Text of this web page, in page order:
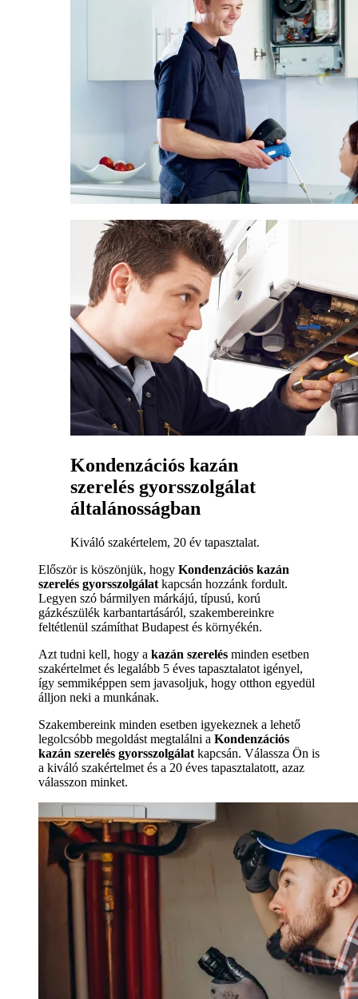
Kondenzációs kazán
szerelés gyorsszolgálat
általánosságban
Kiváló szakértelem, 20 év tapasztalat.
Először is köszönjük, hogy Kondenzációs kazán
szerelés gyorsszolgálat kapcsán hozzánk fordult.
Legyen szó bármilyen márkájú, típusú, korú
gázkészülék karbantartásáról, szakembereinkre
feltétlenül számíthat Budapest és környékén.
Azt tudni kell, hogy a kazán szerelés minden esetben
szakértelmet és legalább 5 éves tapasztalatot igényel,
így semmiképpen sem javasoljuk, hogy otthon egyedül
álljon neki a munkának.
Szakembereink minden esetben igyekeznek a lehető
legolcsóbb megoldást megtalálni a Kondenzációs
kazán szerelés gyorsszolgálat kapcsán. Válassza Ön is
a kiváló szakértelmet és a 20 éves tapasztalatott, azaz
válasszon minket.